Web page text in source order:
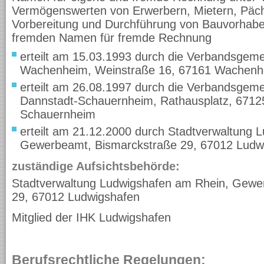
Vermögenswerten von Erwerbern, Mietern,
Vorbereitung und Durchführung von
fremden Namen für fremde Rechnung
erteilt am 15.03.1993 durch die
Wachenheim, Weinstraße 16, 67161
erteilt am 26.08.1997 durch die
Dannstadt-Schauernheim, Rathausplatz,
Schauernheim
erteilt am 21.12.2000 durch Stadtverwaltung
Gewerbeamt, Bismarckstraße 29, 67012
zuständige Aufsichtsbehörde:
Stadtverwaltung Ludwigshafen am Rhein,
29, 67012 Ludwigshafen
Mitglied der IHK Ludwigshafen
Berufsrechtliche Regelungen: